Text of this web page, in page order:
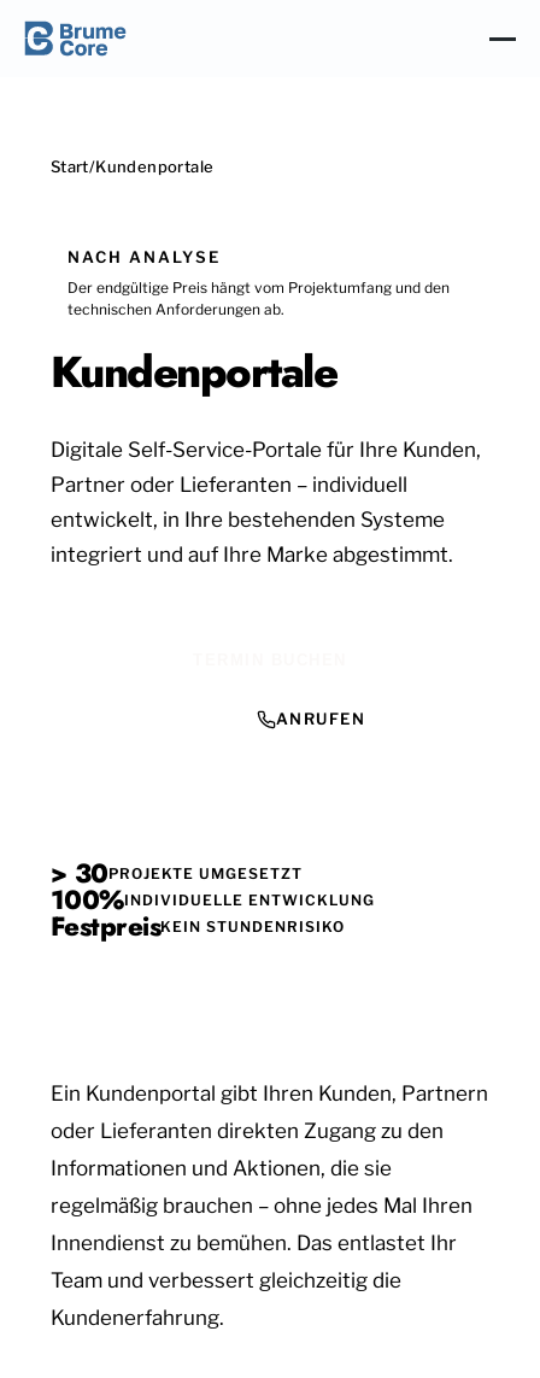
Start/Kundenportale
NACH ANALYSE
Der endgültige Preis hängt vom Projektumfang und den
technischen Anforderungen ab.
Kundenportale
Digitale Self-Service-Portale für Ihre Kunden,
Partner oder Lieferanten – individuell
entwickelt, in Ihre bestehenden Systeme
integriert und auf Ihre Marke abgestimmt.
ANRUFEN
> 30PROJEKTE UMGESETZT
100%INDIVIDUELLE ENTWICKLUNG
FestpreisKEIN STUNDENRISIKO
Ein Kundenportal gibt Ihren Kunden, Partnern
oder Lieferanten direkten Zugang zu den
Informationen und Aktionen, die sie
regelmäßig brauchen – ohne jedes Mal Ihren
Innendienst zu bemühen. Das entlastet Ihr
Team und verbessert gleichzeitig die
Kundenerfahrung.